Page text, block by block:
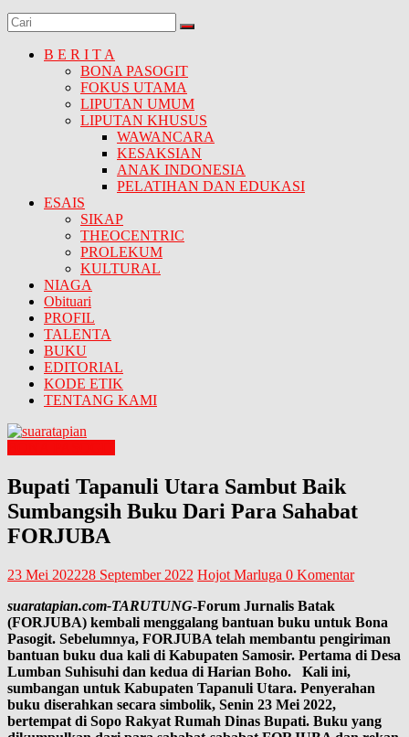
B E R I T A
BONA PASOGIT
FOKUS UTAMA
LIPUTAN UMUM
LIPUTAN KHUSUS
WAWANCARA
KESAKSIAN
ANAK INDONESIA
PELATIHAN DAN EDUKASI
ESAIS
SIKAP
THEOCENTRIC
PROLEKUM
KULTURAL
NIAGA
Obituari
PROFIL
TALENTA
BUKU
EDITORIAL
KODE ETIK
TENTANG KAMI
Bupati Tapanuli Utara Sambut Baik
Sumbangsih Buku Dari Para Sahabat
FORJUBA
23 Mei 202228 September 2022 Hojot Marluga 0 Komentar
suaratapian.com-TARUTUNG-Forum Jurnalis Batak
(FORJUBA) kembali menggalang bantuan buku untuk Bona
Pasogit. Sebelumnya, FORJUBA telah membantu pengiriman
bantuan buku dua kali di Kabupaten Samosir. Pertama di Desa
Lumban Suhisuhi dan kedua di Harian Boho. Kali ini,
sumbangan untuk Kabupaten Tapanuli Utara. Penyerahan
buku diserahkan secara simbolik, Senin 23 Mei 2022,
bertempat di Sopo Rakyat Rumah Dinas Bupati. Buku yang